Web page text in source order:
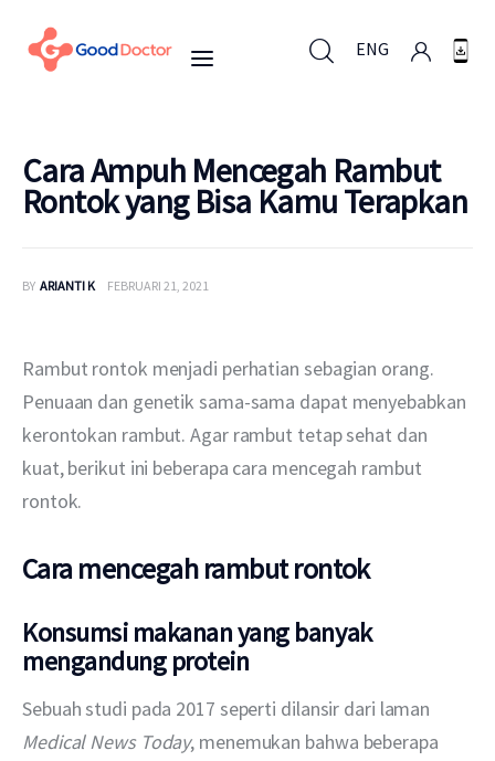
ENG
Mengapa Good Doctor
Berita
Layanan
Cara Ampuh Mencegah Rambut
Rontok yang Bisa Kamu Terapkan
BY ARIANTI K FEBRUARI 21, 2021
Rambut rontok menjadi perhatian sebagian orang.
Penuaan dan genetik sama-sama dapat menyebabkan
kerontokan rambut. Agar rambut tetap sehat dan
kuat, berikut ini beberapa cara mencegah rambut
rontok.
Cara mencegah rambut rontok
Konsumsi makanan yang banyak
mengandung protein
Sebuah studi pada 2017 seperti dilansir dari laman
Medical News Today, menemukan bahwa beberapa